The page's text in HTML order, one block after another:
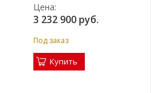
Цена:
3 232 900 руб.
Под заказ
Купить